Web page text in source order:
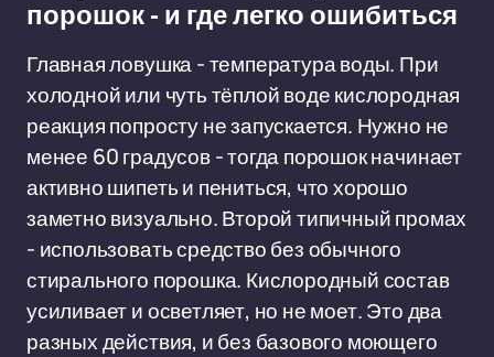
порошок - и где легко ошибиться
Главная ловушка - температура воды. При
холодной или чуть тёплой воде кислородная
реакция попросту не запускается. Нужно не
менее 60 градусов - тогда порошок начинает
активно шипеть и пениться, что хорошо
заметно визуально. Второй типичный промах
- использовать средство без обычного
стирального порошка. Кислородный состав
усиливает и осветляет, но не моет. Это два
разных действия, и без базового моющего